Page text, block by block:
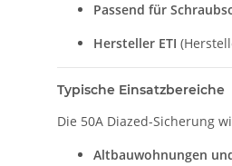
Passend für
Hersteller ETI
Typische Einsatzbereiche
Die 50A Diazed-Sicherung
Altbauwohnungen